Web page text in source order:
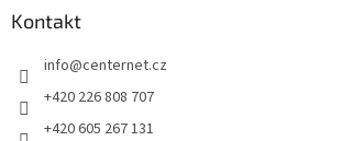
Kontakt
info@centernet.cz
+420 226 808 707
+420 605 267 131